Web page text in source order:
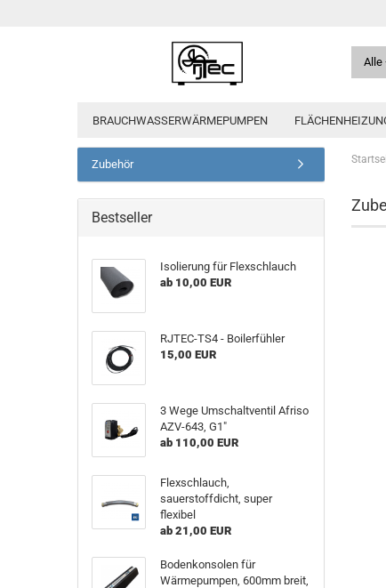
Alle
BRAUCHWASSERWÄRMEPUMPEN
Zubehör
Bestseller
Isolierung für Flexschlauch
ab 10,00 EUR
RJTEC-TS4 - Boilerfühler
15,00 EUR
3 Wege Umschaltventil Afriso
AZV-643, G1"
ab 110,00 EUR
Flexschlauch,
sauerstoffdicht, super
flexibel
ab 21,00 EUR
Bodenkonsolen für
Wärmepumpen, 600mm breit,